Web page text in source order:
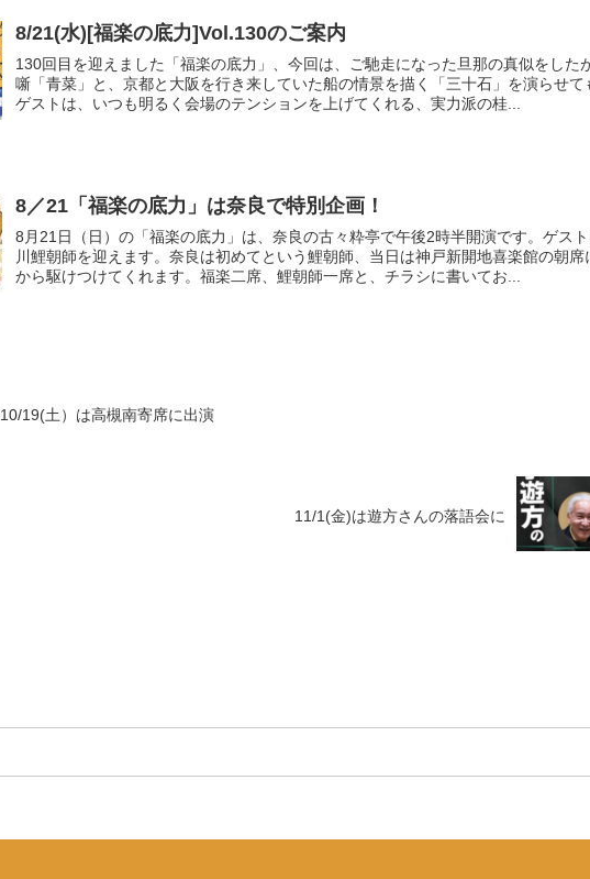
8/21(水)[福楽の底力]Vol.130のご案内
130回目を迎えました「福楽の底力」、今回は、ご馳走になった旦那の真似をした
噺「青菜」と、京都と大阪を行き来していた船の情景を描く「三十石」を演らせて
ゲストは、いつも明るく会場のテンションを上げてくれる、実力派の桂...
8／21「福楽の底力」は奈良で特別企画！
8月21日（日）の「福楽の底力」は、奈良の古々粋亭で午後2時半開演です。ゲス
川鯉朝師を迎えます。奈良は初めてという鯉朝師、当日は神戸新開地喜楽館の朝席
から駆けつけてくれます。福楽二席、鯉朝師一席と、チラシに書いてお...
10/19(土）は高槻南寄席に出演
11/1(金)は遊方さんの落語会に